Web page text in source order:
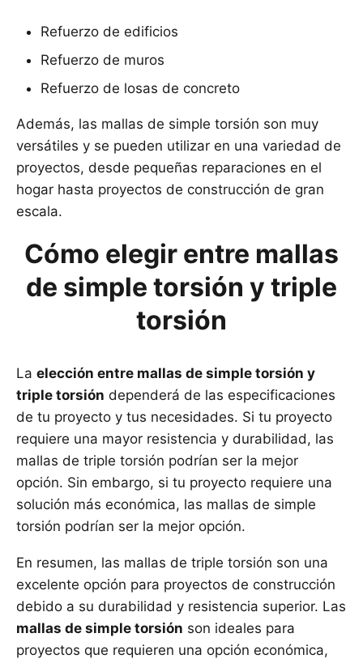
Refuerzo de edificios
Refuerzo de muros
Refuerzo de losas de concreto
Además, las mallas de simple torsión son muy
versátiles y se pueden utilizar en una variedad de
proyectos, desde pequeñas reparaciones en el
hogar hasta proyectos de construcción de gran
escala.
Cómo elegir entre mallas
de simple torsión y triple
torsión
La elección entre mallas de simple torsión y
triple torsión dependerá de las especificaciones
de tu proyecto y tus necesidades. Si tu proyecto
requiere una mayor resistencia y durabilidad, las
mallas de triple torsión podrían ser la mejor
opción. Sin embargo, si tu proyecto requiere una
solución más económica, las mallas de simple
torsión podrían ser la mejor opción.
En resumen, las mallas de triple torsión son una
excelente opción para proyectos de construcción
debido a su durabilidad y resistencia superior. Las
mallas de simple torsión son ideales para
proyectos que requieren una opción económica,